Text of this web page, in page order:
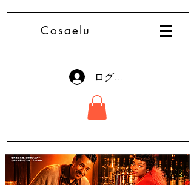
Cosaelu
ログイン